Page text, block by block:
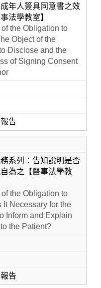
年人簽具同意書之效
法學教室】
the Obligation to
Object of the
Disclose and the
of Signing Consent
告
系列：告知說明是否
為之【醫事法學教
the Obligation to
It Necessary for the
Inform and Explain
the Patient?
告